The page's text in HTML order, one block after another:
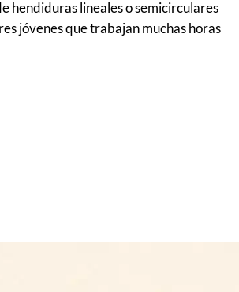
hendiduras lineales o semicirculares
jóvenes que trabajan muchas horas